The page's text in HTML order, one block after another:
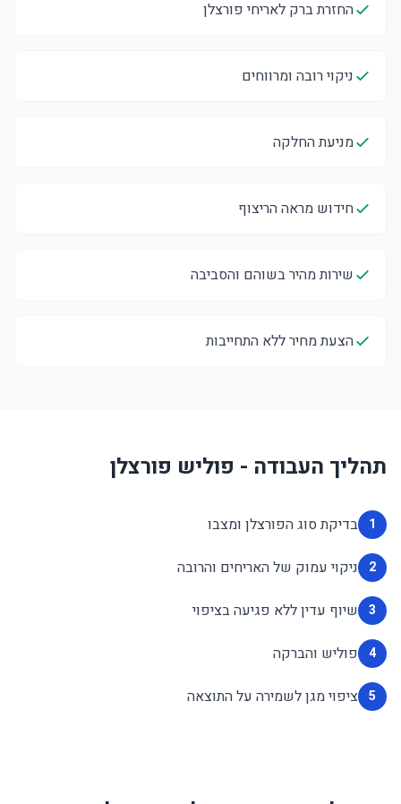
החזרת ברק לאריחי פורצלן
ניקוי רובה ומרווחים
מניעת החלקה
חידוש מראה הריצוף
שירות מהיר בשוהם והסביבה
הצעת מחיר ללא התחייבות
תהליך העבודה - פוליש פורצלן
1 בדיקת סוג הפורצלן ומצבו
2 ניקוי עמוק של האריחים והרובה
3 שיוף עדין ללא פגיעה בציפוי
4 פוליש והברקה
5 ציפוי מגן לשמירה על התוצאה